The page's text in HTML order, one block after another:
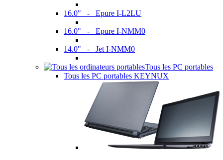
16.0" - Epure I-L2LU
16.0" - Epure I-NMM0
14.0" - Jet I-NMM0
Tous les PC portables
Tous les PC portables KEYNUX